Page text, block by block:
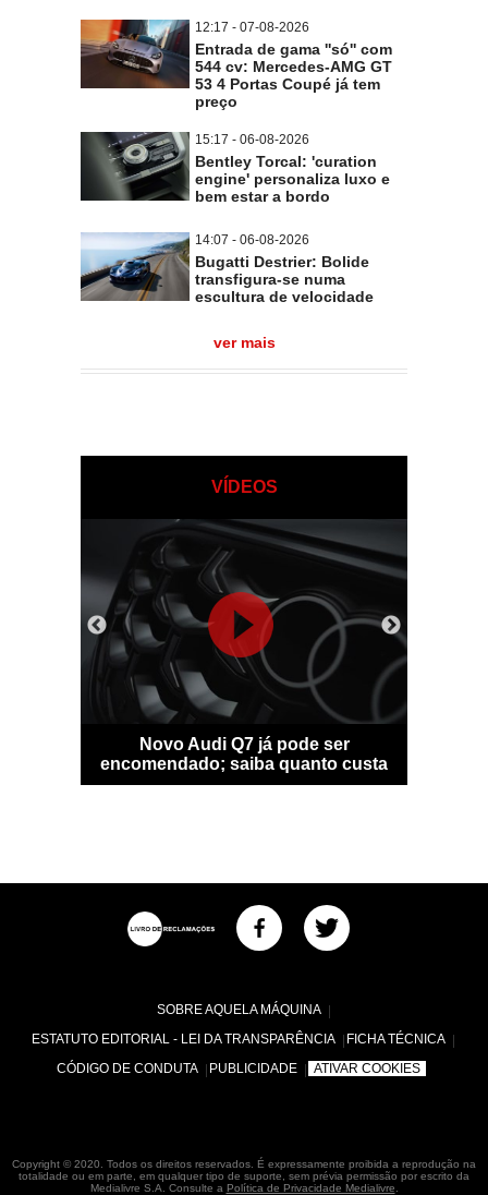
12:17 - 07-08-2026
Entrada de gama ''só'' com
544 cv: Mercedes-AMG GT
53 4 Portas Coupé já tem
preço
15:17 - 06-08-2026
Bentley Torcal: 'curation
engine' personaliza luxo e
bem estar a bordo
14:07 - 06-08-2026
Bugatti Destrier: Bolide
transfigura-se numa
escultura de velocidade
ver mais
VÍDEOS
Novo Audi Q7 já pode ser
encomendado; saiba quanto custa
SOBRE AQUELA MÁQUINA
ESTATUTO EDITORIAL - LEI DA TRANSPARÊNCIA
FICHA TÉCNICA
CÓDIGO DE CONDUTA
PUBLICIDADE ATIVAR COOKIES
Copyright © 2020. Todos os direitos reservados. É expressamente proibida a reprodução na
totalidade ou em parte, em qualquer tipo de suporte, sem prévia permissão por escrito da
Medialivre S.A. Consulte a Política de Privacidade Medialivre